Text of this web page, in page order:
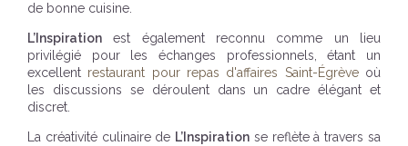
de bonne cuisine.
L’Inspiration est également reconnu comme un lieu
privilégié pour les échanges professionnels, étant un
excellent restaurant pour repas d'affaires Saint-Égrèveoù
les discussions se déroulent dans un cadre élégant et
discret.
La créativité culinaire de L’Inspiration se reflète à travers sa